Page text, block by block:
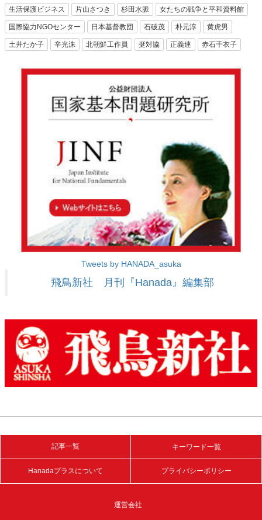
生活保護ビジネス 片山さつき 杉田水脈 女たちの戦争と平和資料館
国際協力NGOセンター 日本基督教団 石破茂 朴元淳 黄虎男
土井たか子 辛光洙 北朝鮮工作員 挺対協 正義連 赤石千衣子
Tweets by HANADA_asuka
飛鳥新社 月刊『Hanada』編集部
記事一覧 キーワード一覧
Hanadaプラスについて プライバシーポリシー
運営会社